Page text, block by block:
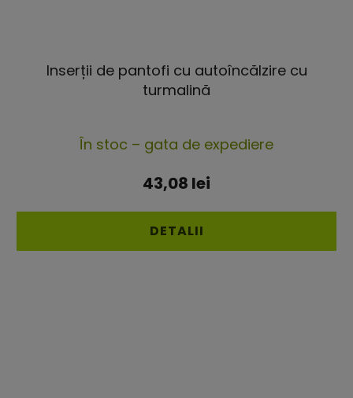
Inserții de pantofi cu autoîncălzire cu
turmalină
medie
a
este
4,5
În stoc – gata de expediere
43,08 lei
DETALII